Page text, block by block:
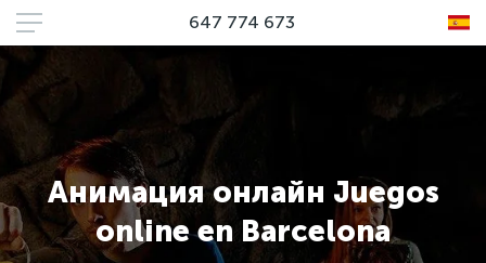
647 774 673
Анимация онлайн Juegos
online en Barcelona